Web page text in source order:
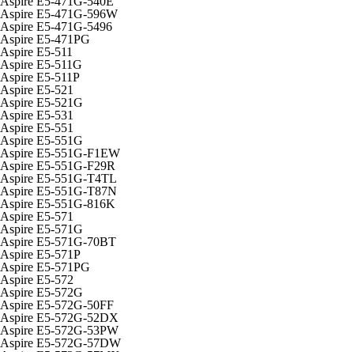
Aspire E5-471G-596W
Aspire E5-471G-5496
Aspire E5-471PG
Aspire E5-511
Aspire E5-511G
Aspire E5-511P
Aspire E5-521
Aspire E5-521G
Aspire E5-531
Aspire E5-551
Aspire E5-551G
Aspire E5-551G-F1EW
Aspire E5-551G-F29R
Aspire E5-551G-T4TL
Aspire E5-551G-T87N
Aspire E5-551G-816K
Aspire E5-571
Aspire E5-571G
Aspire E5-571G-70BT
Aspire E5-571P
Aspire E5-571PG
Aspire E5-572
Aspire E5-572G
Aspire E5-572G-50FF
Aspire E5-572G-52DX
Aspire E5-572G-53PW
Aspire E5-572G-57DW